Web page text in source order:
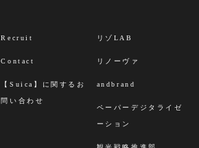
Recruit
Contact
【Suica】に関するお
問い合わせ
リゾLAB
リノーヴァ
andbrand
ペーパーデジタライゼ
ーション